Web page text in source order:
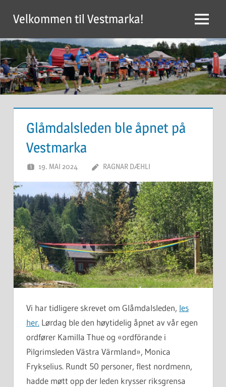
content
Velkommen til Vestmarka! Menu
Glåmdalsleden ble åpnet på
Vestmarka
19. MAI 2024 RAGNAR DÆHLI
Vi har tidligere skrevet om Glåmdalsleden, les
her. Lørdag ble den høytidelig åpnet av vår egen
ordfører Kamilla Thue og «ordförande i
Pilgrimsleden Västra Värmland», Monica
Frykselius. Rundt 50 personer, flest nordmenn,
hadde møtt opp der leden krysser riksgrensa